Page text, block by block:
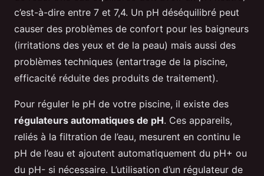
c’est-à-dire entre 7 et 7,4. Un pH déséquilibré peut
causer des problèmes de confort pour les baigneurs
(irritations des yeux et de la peau) mais aussi des
problèmes techniques (entartrage de la piscine,
efficacité réduite des produits de traitement).
Pour réguler le pH de votre piscine, il existe des
régulateurs automatiques de pH. Ces appareils,
reliés à la filtration de l’eau, mesurent en continu le
pH de l’eau et ajoutent automatiquement du pH+ ou
du pH- si nécessaire. L’utilisation d’un régulateur de